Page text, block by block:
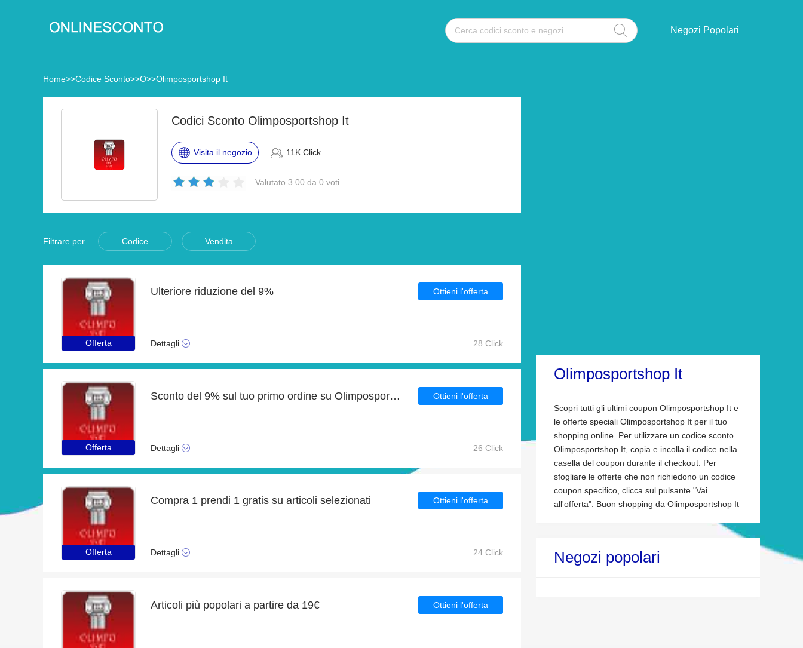
Negozi Popolari
Home>>Codice Sconto>>O>>Olimposportshop It
Codici Sconto Olimposportshop It
Visita il negozio 11K Click
Valutato 3.00 da 0 voti
Filtrare per Codice Vendita
Offerta
Ulteriore riduzione del 9%
Dettagli
Ottieni l'offerta
28 Click
Offerta
Sconto del 9% sul tuo primo ordine su Olimposportshop It
Dettagli
Ottieni l'offerta
26 Click
Offerta
Compra 1 prendi 1 gratis su articoli selezionati
Dettagli
Ottieni l'offerta
24 Click
Articoli più popolari a partire da 19€ Ottieni l'offerta
Olimposportshop It
Scopri tutti gli ultimi coupon Olimposportshop It e
le offerte speciali Olimposportshop It per il tuo
shopping online. Per utilizzare un codice sconto
Olimposportshop It, copia e incolla il codice nella
casella del coupon durante il checkout. Per
sfogliare le offerte che non richiedono un codice
coupon specifico, clicca sul pulsante "Vai
all'offerta". Buon shopping da Olimposportshop It
Negozi popolari